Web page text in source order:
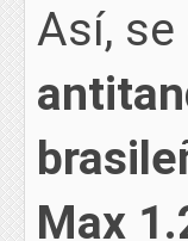
Así,
Max